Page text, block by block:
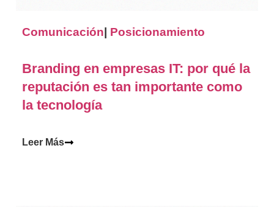
Comunicación Posicionamiento
Branding en empresas IT: por qué la
reputación es tan importante como
la tecnología
Leer Más